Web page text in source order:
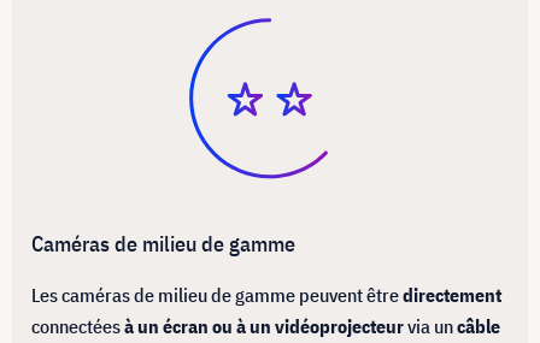
Caméras de milieu de gamme
Les caméras de milieu de gamme peuvent êtredirectement
connectéesà un écran ou à un vidéoprojecteurvia uncâble